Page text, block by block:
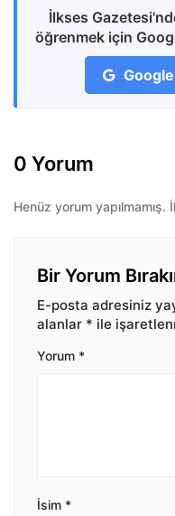
İlkses
öğrenmek için
0 Yorum
Henüz yorum yapılmamış.
Bir Yorum
E-posta adresiniz
alanlar * ile
Yorum *
İsim *